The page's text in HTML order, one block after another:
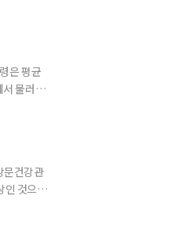
은 평균
서 물러난
문건강관
인 것으로